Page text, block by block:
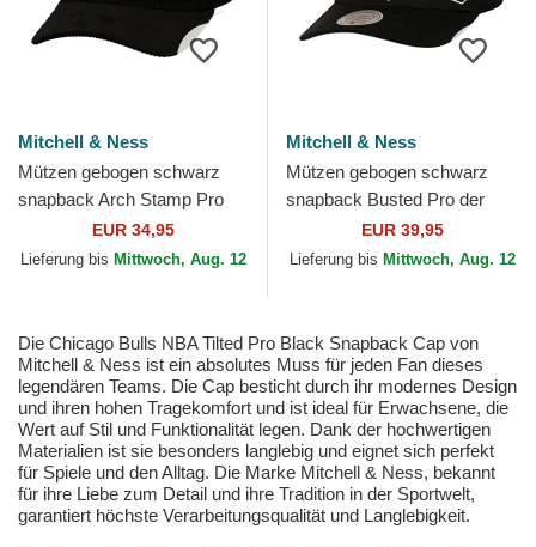
Mitchell & Ness
Mützen gebogen schwarz
snapback Arch Stamp Pro
der Chicago Blackhawks
NHL von Mitchell & Ness
EUR 34,95
Lieferung bis Mittwoch, Aug. 12
Mitchell & Ness
Mützen gebogen schwarz
snapback Busted Pro der
Vancouver Grizzlies NBA von
Mitchell & Ness
EUR 39,95
Lieferung bis Mittwoch, Aug. 12
Die Chicago Bulls NBA Tilted Pro Black Snapback Cap von
Mitchell & Ness ist ein absolutes Muss für jeden Fan dieses
legendären Teams. Die Cap besticht durch ihr modernes Design
und ihren hohen Tragekomfort und ist ideal für Erwachsene, die
Wert auf Stil und Funktionalität legen. Dank der hochwertigen
Materialien ist sie besonders langlebig und eignet sich perfekt
für Spiele und den Alltag. Die Marke Mitchell & Ness, bekannt
für ihre Liebe zum Detail und ihre Tradition in der Sportwelt,
garantiert höchste Verarbeitungsqualität und Langlebigkeit.